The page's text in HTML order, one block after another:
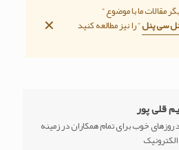
مقالات ما با موضوع ”
سی پنل” را نیز مطالعه کنید
✕
قلی پور
روزهای خوب برای تمام همکاران در زمینه